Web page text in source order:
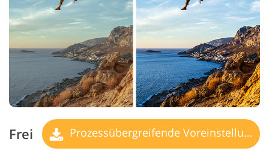
Frei Prozessübergreifende Voreinstellungen